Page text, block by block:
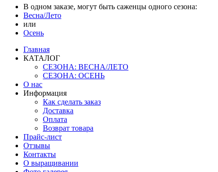
В одном заказе, могут быть саженцы одного сезона:
Весна/Лето
или
Осень
Главная
КАТАЛОГ
СЕЗОНА: ВЕСНА/ЛЕТО
СЕЗОНА: ОСЕНЬ
О нас
Информация
Как сделать заказ
Доставка
Оплата
Возврат товара
Прайс-лист
Отзывы
Контакты
О выращивании